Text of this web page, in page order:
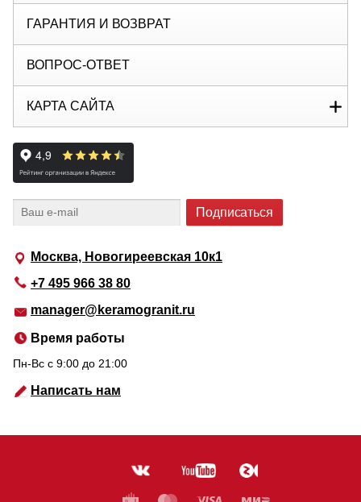
Москва, Новогиреевская 10к1
+7 495 966 38 80
manager@keramogranit.ru
Время работы
Пн-Вс c 9:00 до 21:00
Написать нам
ГАРАНТИЯ И ВОЗВРАТ
ВОПРОС-ОТВЕТ
КАРТА САЙТА